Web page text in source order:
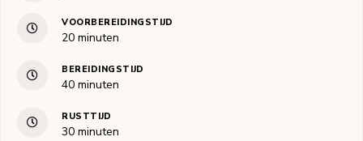
VOORBEREIDINGSTIJD
20minuten
minuten
BEREIDINGSTIJD
40minuten
minuten
RUSTTIJD
30minuten
minuten